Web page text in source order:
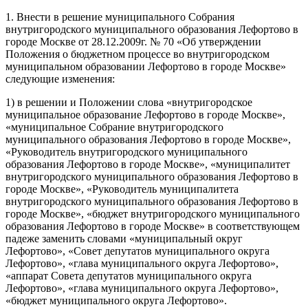
1. Внести в решение муниципального Собрания
внутригородского муниципального образования Лефортово в
городе Москве от 28.12.2009г. № 70 «Об утверждении
Положения о бюджетном процессе во внутригородском
муниципальном образовании Лефортово в городе Москве»
следующие изменения:
1) в решении и Положении слова «внутригородское
муниципальное образование Лефортово в городе Москве»,
«муниципальное Собрание внутригородского
муниципального образования Лефортово в городе Москве»,
«Руководитель внутригородского муниципального
образования Лефортово в городе Москве», «муниципалитет
внутригородского муниципального образования Лефортово в
городе Москве», «Руководитель муниципалитета
внутригородского муниципального образования Лефортово в
городе Москве», «бюджет внутригородского муниципального
образования Лефортово в городе Москве» в соответствующем
падеже заменить словами «муниципальный округ
Лефортово», «Совет депутатов муниципального округа
Лефортово», «глава муниципального округа Лефортово»,
«аппарат Совета депутатов муниципального округа
Лефортово», «глава муниципального округа Лефортово»,
«бюджет муниципального округа Лефортово».